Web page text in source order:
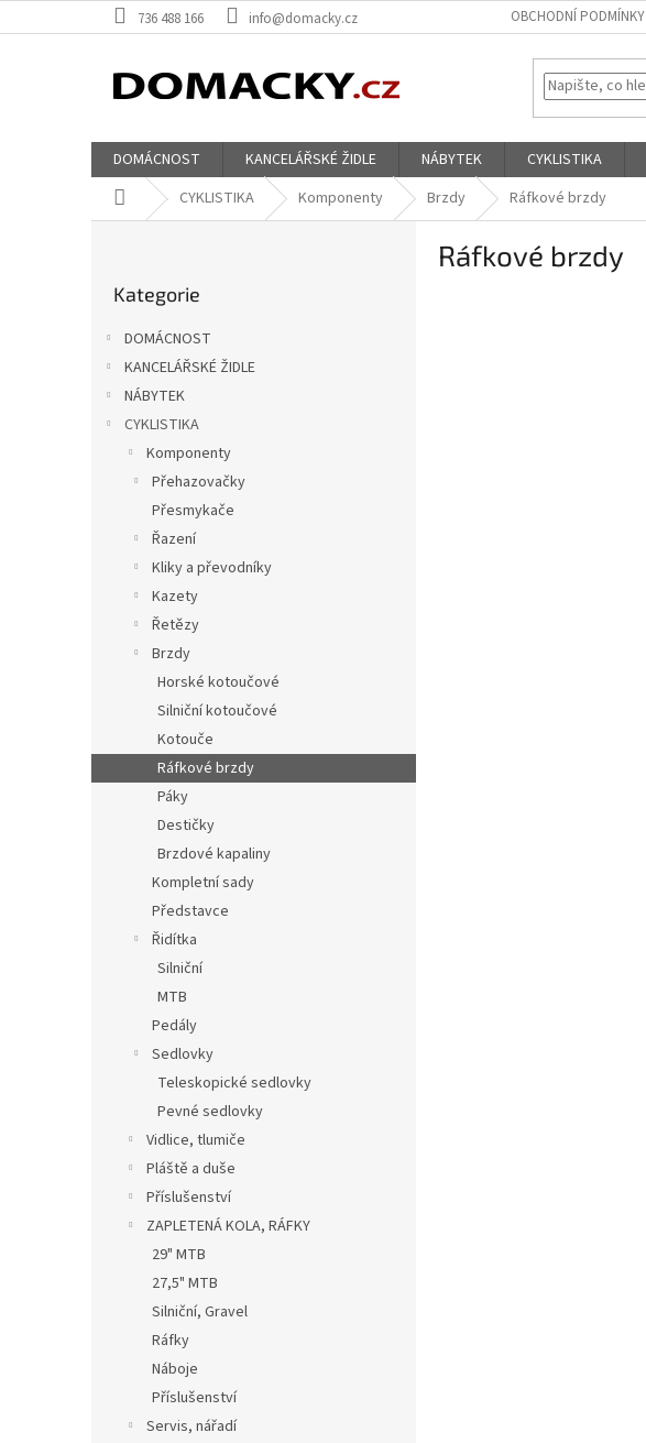
na
736 488 166 info@domacky.cz OBCHODNÍ PODMÍNKY
DOMÁCNOST KANCELÁŘSKÉ ŽIDLE NÁBYTEK CYKLISTIKA
Domů CYKLISTIKA Komponenty Brzdy Ráfkové brzdy
kategorie
Kategorie
DOMÁCNOST
KANCELÁŘSKÉ ŽIDLE
NÁBYTEK
CYKLISTIKA
Komponenty
Přehazovačky
Přesmykače
Řazení
Kliky a převodníky
Kazety
Řetězy
Brzdy
Horské kotoučové
Silniční kotoučové
Kotouče
Ráfkové brzdy
Páky
Destičky
Brzdové kapaliny
Kompletní sady
Představce
Řidítka
Silniční
MTB
Pedály
Sedlovky
Teleskopické sedlovky
Pevné sedlovky
Vidlice, tlumiče
Pláště a duše
Příslušenství
ZAPLETENÁ KOLA, RÁFKY
29" MTB
27,5" MTB
Silniční, Gravel
Ráfky
Náboje
Příslušenství
Servis, nářadí
Ráfkové brzdy